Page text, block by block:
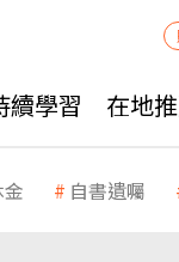
續學習 在地
自書遺囑